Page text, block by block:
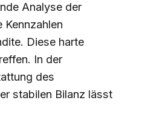
Analyse der
Diese harte
In der
des
stabilen Bilanz lässt